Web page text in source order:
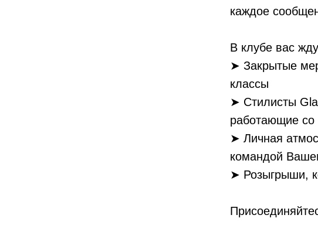
каждое
В клубе вас
➤ Закрытые
классы
➤ Стилисты
работающие со
➤ Личная
командой
➤ Розыгрыши,